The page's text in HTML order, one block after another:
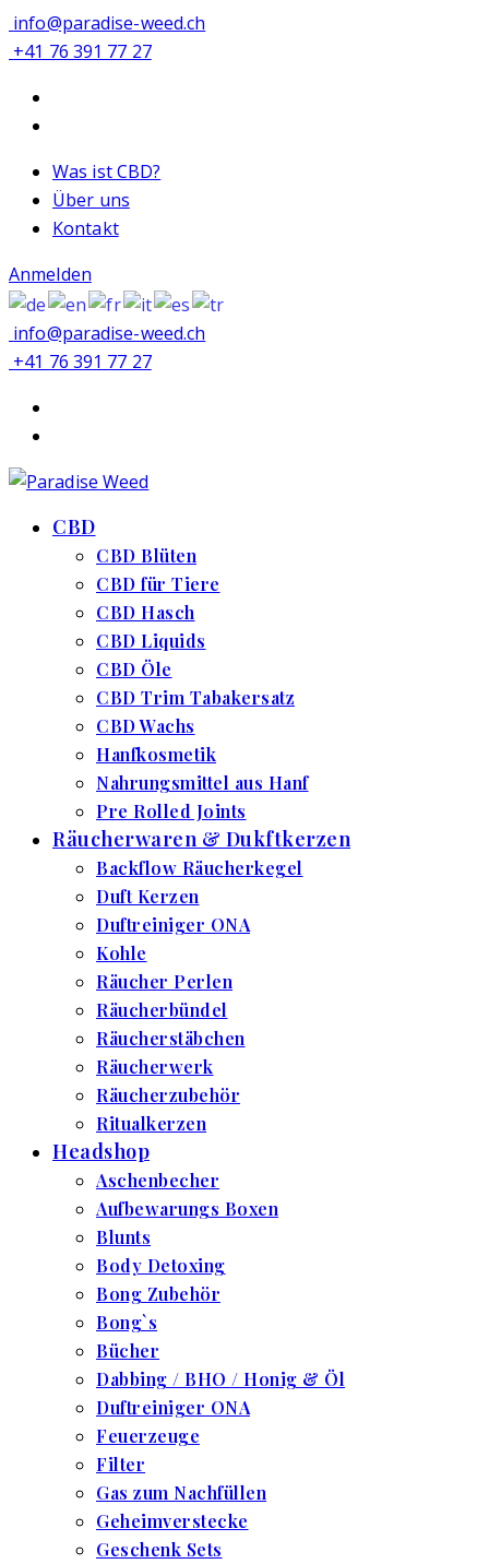
info@paradise-weed.ch
+41 76 391 77 27
Was ist CBD?
Über uns
Kontakt
Anmelden
info@paradise-weed.ch
+41 76 391 77 27
CBD
CBD Blüten
CBD für Tiere
CBD Hasch
CBD Liquids
CBD Öle
CBD Trim Tabakersatz
CBD Wachs
Hanfkosmetik
Nahrungsmittel aus Hanf
Pre Rolled Joints
Räucherwaren & Dukftkerzen
Backflow Räucherkegel
Duft Kerzen
Duftreiniger ONA
Kohle
Räucher Perlen
Räucherbündel
Räucherstäbchen
Räucherwerk
Räucherzubehör
Ritualkerzen
Headshop
Aschenbecher
Aufbewarungs Boxen
Blunts
Body Detoxing
Bong Zubehör
Bong`s
Bücher
Dabbing / BHO / Honig & Öl
Duftreiniger ONA
Feuerzeuge
Filter
Gas zum Nachfüllen
Geheimverstecke
Geschenk Sets